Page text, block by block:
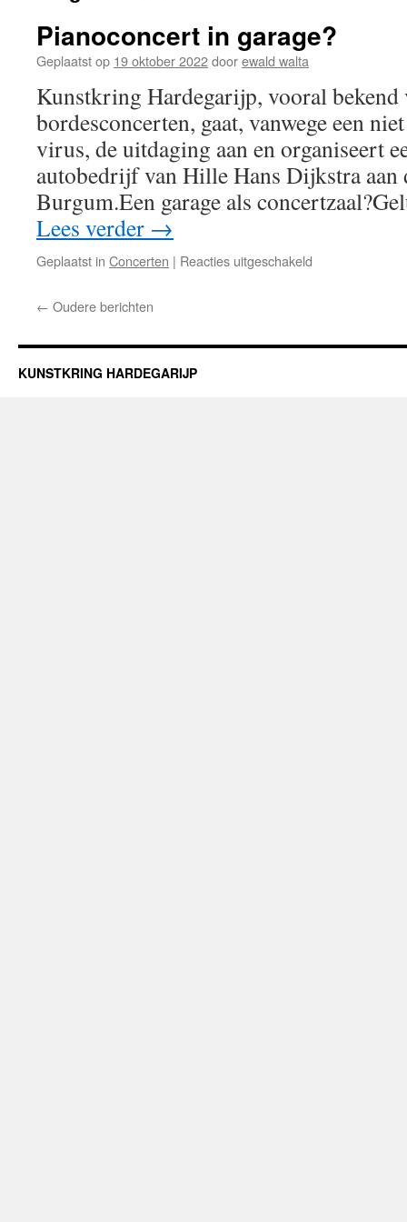
Pianoconcert in garage?
Geplaatst op 19 oktober 2022doorewald walta
Kunstkring Hardegarijp, vooral bekend
bordesconcerten, gaat, vanwege een
virus, de uitdaging aan en organiseert
autobedrijf van Hille Hans Dijkstra aan
Burgum.Een garage als
Lees verder →
Geplaatst in Concerten | Reacties uitgeschakeld
← Oudere berichten
KUNSTKRING HARDEGARIJP